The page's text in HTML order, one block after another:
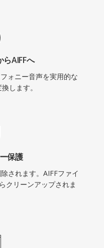
頼できる選択肢で
らAIFFへ
ォニー音声を実用的な
します。
保護
されます。AIFFファイ
クリーンアップされま